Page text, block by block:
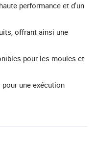
performance et d'un
offrant ainsi une
pour les moules et
une exécution